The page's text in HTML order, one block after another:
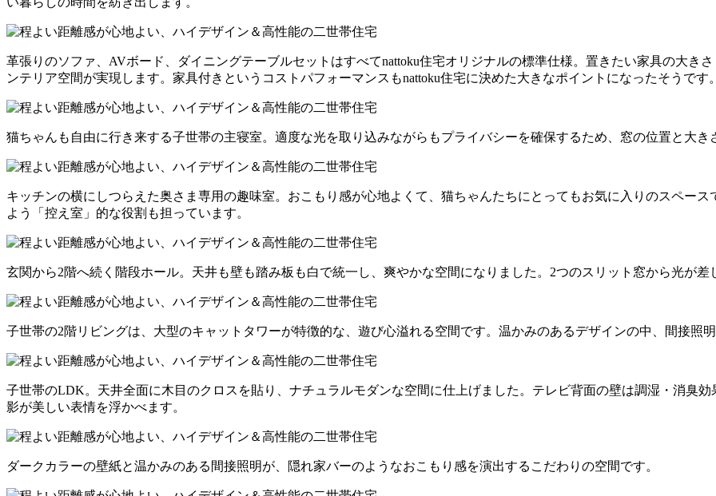
革張りのソファ、AVボード、ダイニングテーブルセットはすべてnattoku住宅オリジナルの標準仕様。置きたい家具の大き
ンテリア空間が実現します。家具付きというコストパフォーマンスもnattoku住宅に決めた大きなポイントになったそうです
猫ちゃんも自由に行き来する子世帯の主寝室。適度な光を取り込みながらもプライバシーを確保するため、窓の位置と大き
キッチンの横にしつらえた奥さま専用の趣味室。おこもり感が心地よくて、猫ちゃんたちにとってもお気に入りのスペー
よう「控え室」的な役割も担っています。
玄関から2階へ続く階段ホール。天井も壁も踏み板も白で統一し、爽やかな空間になりました。2つのスリット窓から光が
子世帯の2階リビングは、大型のキャットタワーが特徴的な、遊び心溢れる空間です。温かみのあるデザインの中、間接照
子世帯のLDK。天井全面に木目のクロスを貼り、ナチュラルモダンな空間に仕上げました。テレビ背面の壁は調湿・消臭
影が美しい表情を浮かべます。
ダークカラーの壁紙と温かみのある間接照明が、隠れ家バーのようなおこもり感を演出するこだわりの空間です。